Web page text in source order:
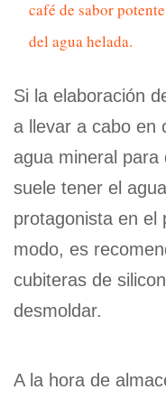
café de sabor
del agua helada.
Si la elaboración
a llevar a cabo en
agua mineral
suele tener el
protagonista en el
modo, es
cubiteras de
desmoldar.
A la hora de